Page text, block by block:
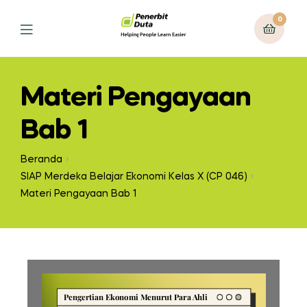
0
Materi Pengayaan
Bab 1
Beranda
SIAP Merdeka Belajar Ekonomi Kelas X (CP 046)
Materi Pengayaan Bab 1